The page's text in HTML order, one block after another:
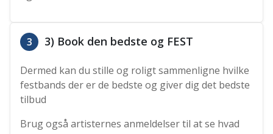
3 3) Book den bedste og FEST
Dermed kan du stille og roligt sammenligne hvilke
festbands der er de bedste og giver dig det bedste
tilbud
Brug også artisternes anmeldelser til at se hvad